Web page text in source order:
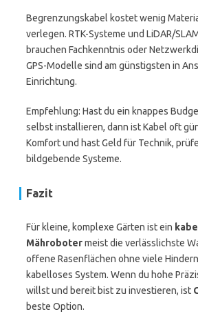
Begrenzungskabel kostet wenig
verlegen. RTK-Systeme und LiDAR/
brauchen Fachkenntnis oder
GPS-Modelle sind am günstigsten in
Einrichtung.
Empfehlung: Hast du ein knappes
selbst installieren, dann ist Kabel oft
Komfort und hast Geld für Technik,
bildgebende Systeme.
Fazit
Für kleine, komplexe Gärten ist ein
Mährobotermeist die verlässlichste
offene Rasenflächen ohne viele
kabelloses System. Wenn du hohe
willst und bereit bist zu investieren, ist
beste Option.